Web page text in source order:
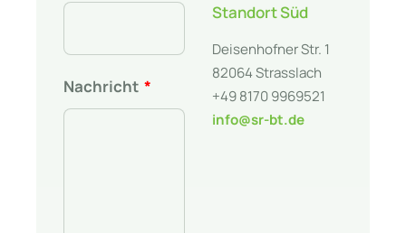
Nachricht
Standort Süd
Deisenhofner Str. 1
82064 Strasslach
+49 8170 9969521
info@sr-bt.de